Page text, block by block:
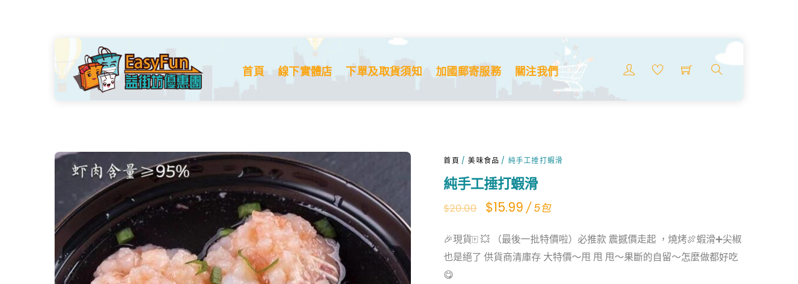
Menu
索
首頁 線下實體店 下單及取貨須知 加國郵寄服務 關注我們
首頁 /美味食品 / 純手工捶打蝦滑
純手工捶打蝦滑
$20.00
Original
was:
$20.00.
$15.99Current
is:
$15.99.
/ 5包
🎉現貨🀄️ 💥 （最後一批特價啦）必推款 震撼價走起 ，燒烤🍖蝦滑➕尖椒
也是絕了 供貨商清庫存 大特價～甩 甩 甩～果斷的自留～怎麼做都好吃
😋